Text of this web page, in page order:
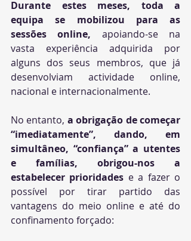
Durante estes meses, toda a
equipa se mobilizou para as
sessões online, apoiando-se na
vasta experiência adquirida por
alguns dos seus membros, que já
desenvolviam actividade online,
nacional e internacionalmente.
No entanto, a obrigação de começar
“imediatamente”, dando, em
simultâneo, “confiança” a utentes
e famílias, obrigou-nos a
estabelecer prioridades e a fazer o
possível por tirar partido das
vantagens do meio online e até do
confinamento forçado: